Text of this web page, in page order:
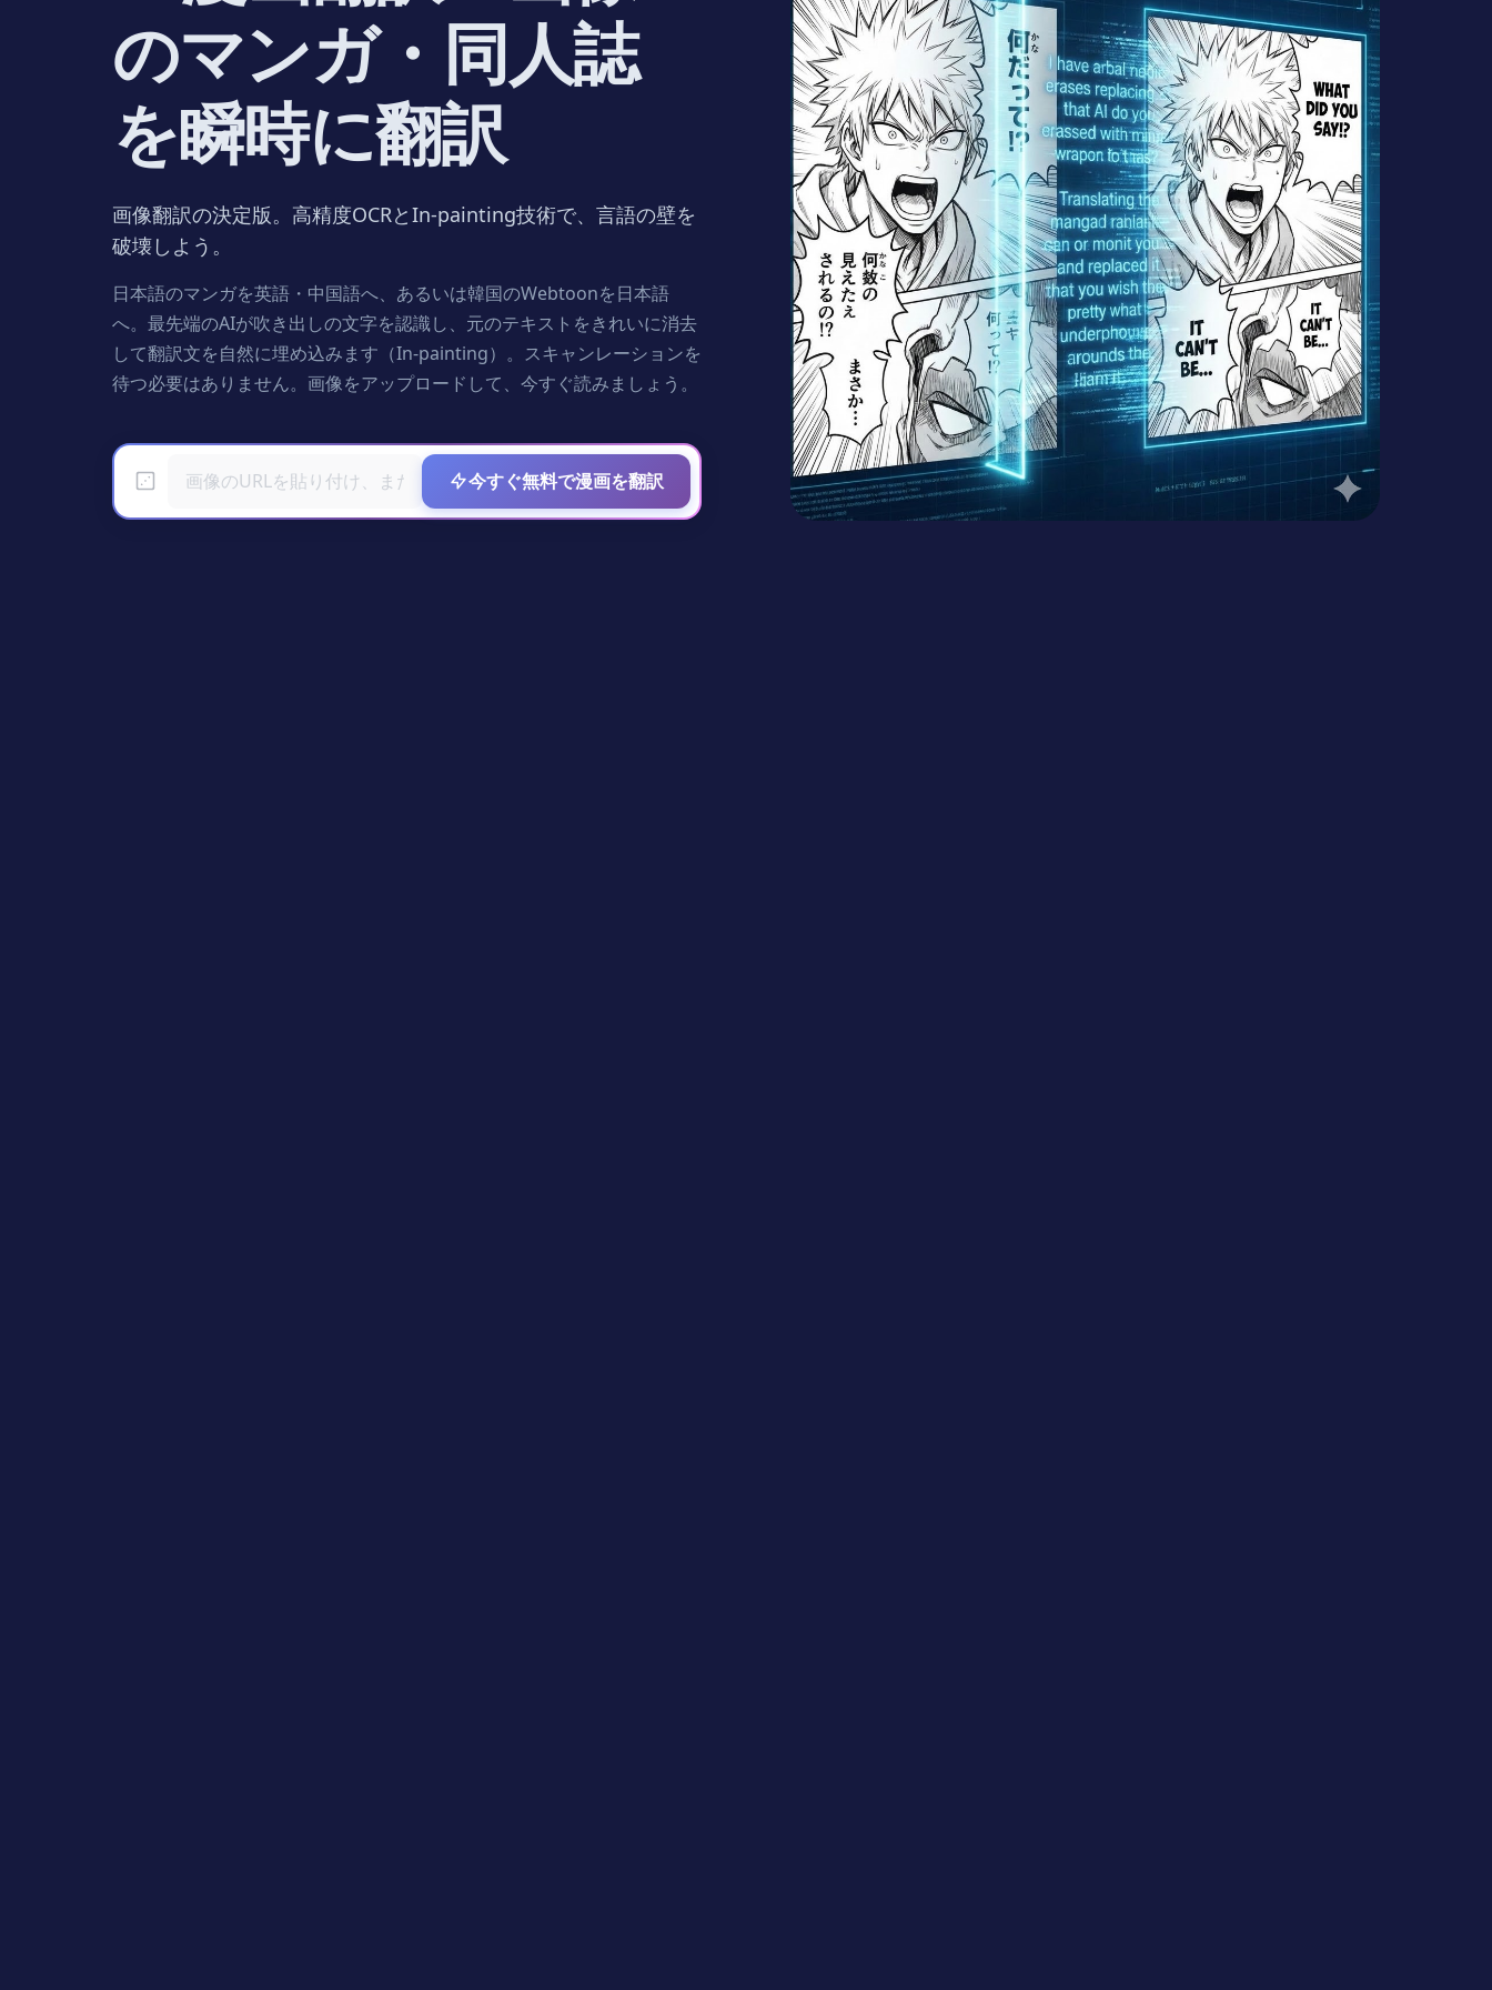
のマンガ・同人誌
を瞬時に翻訳
画像翻訳の決定版。高精度OCRとIn-painting技術で、言語の壁を
破壊しよう。
日本語のマンガを英語・中国語へ、あるいは韓国のWebtoonを日本語
へ。最先端のAIが吹き出しの文字を認識し、元のテキストをきれいに消去
して翻訳文を自然に埋め込みます（In-painting）。スキャンレーションを
待つ必要はありません。画像をアップロードして、今すぐ読みましょう。
今すぐ無料で漫画を翻訳